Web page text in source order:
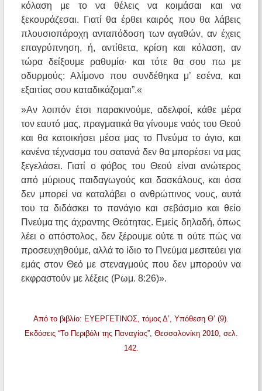
κόλαση με το να θέλεις να κοιμάσαι και να
ξεκουράζεσαι. Γιατί θα έρθει καιρός που θα λάβεις
πλουσιοπάροχη ανταπόδοση των αγαθών, αν έχεις
επαγρύπνηση, ή, αντίθετα, κρίση και κόλαση, αν
τώρα δείξουμε ραθυμία· και τότε θα σου πω με
οδυρμούς: Αλίμονο που συνδέθηκα μ’ εσένα, και
εξαιτίας σου καταδικάζομαι”.«
»Αν λοιπόν έτσι παρακινούμε, αδελφοί, κάθε μέρα
τον εαυτό μας, πραγματικά θα γίνουμε ναός του Θεού
και θα κατοικήσει μέσα μας το Πνεύμα το άγιο, και
κανένα τέχνασμα του σατανά δεν θα μπορέσει να μας
ξεγελάσει. Γιατί ο φόβος του Θεού είναι ανώτερος
από μύριους παιδαγωγούς και δασκάλους, και όσα
δεν μπορεί να καταλάβει ο ανθρώπινος νους, αυτά
του τα διδάσκει το πανάγιο και σεβάσμιο και θείο
Πνεύμα της άχραντης Θεότητας. Εμείς δηλαδή, όπως
λέει ο απόστολος, δεν ξέρουμε ούτε τι ούτε πώς να
προσευχηθούμε, αλλά το ίδιο το Πνεύμα μεσιτεύει για
εμάς στον Θεό με στεναγμούς που δεν μπορούν να
εκφραστούν με λέξεις (Ρωμ. 8:26)».
Από το βιβλίο: ΕΥΕΡΓΕΤΙΝΟΣ, τόμος Δ’, Υπόθεση Θ’ (9).
Εκδόσεις “Το Περιβόλι της Παναγίας”, Θεσσαλονίκη 2010, σελ.
142.